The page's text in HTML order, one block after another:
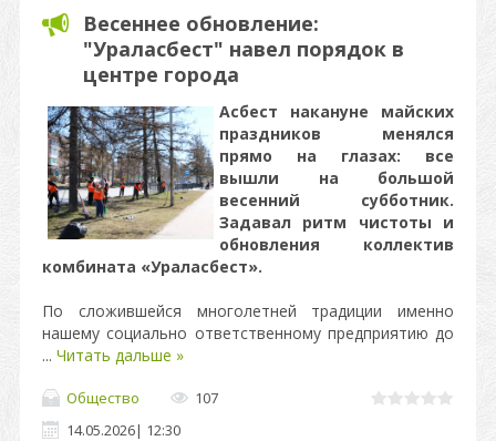
Весеннее обновление:
"Ураласбест" навел порядок в
центре города
Асбест накануне майских
праздников менялся
прямо на глазах: все
вышли на большой
весенний субботник.
Задавал ритм чистоты и
обновления коллектив
комбината «Ураласбест».
По сложившейся многолетней традиции именно
нашему социально ответственному предприятию до
... Читать дальше »
Общество
107
14.05.2026| 12:30